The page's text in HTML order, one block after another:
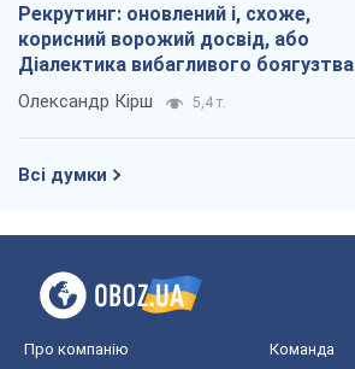
Рекрутинг: оновлений і, схоже,
корисний ворожий досвід, або
Діалектика вибагливого боягузтва
Олександр Кірш 5,4 т.
Всі думки
Про компанію Команда